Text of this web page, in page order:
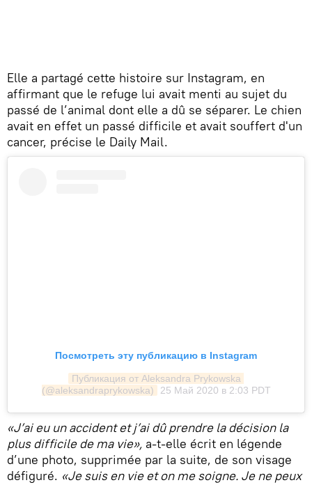
Elle a partagé cette histoire sur Instagram, en
affirmant que le refuge lui avait menti au sujet du
passé de l’animal dont elle a dû se séparer. Le chien
avait en effet un passé difficile et avait souffert d'un
cancer, précise le Daily Mail.
Посмотреть эту публикацию в Instagram
Публикация от Aleksandra Prykowska
(@aleksandraprykowska)
25 Май 2020 в 2:03 PDT
«J’ai eu un accident et j’ai dû prendre la décision la
plus difficile de ma vie», a-t-elle écrit en légende
d’une photo, supprimée par la suite, de son visage
défiguré. «Je suis en vie et on me soigne. Je ne peux